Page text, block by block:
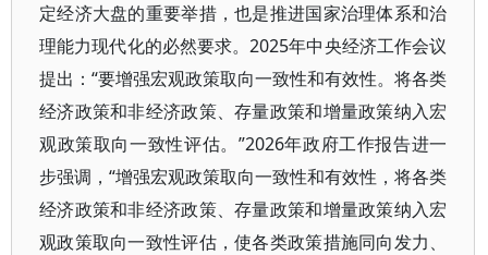
定经济大盘的重要举措，也是推进国家治理体系和治
理能力现代化的必然要求。2025年中央经济工作会议
提出：“要增强宏观政策取向一致性和有效性。将各类
经济政策和非经济政策、存量政策和增量政策纳入宏
观政策取向一致性评估。”2026年政府工作报告进一
步强调，“增强宏观政策取向一致性和有效性，将各类
经济政策和非经济政策、存量政策和增量政策纳入宏
观政策取向一致性评估，使各类政策措施同向发力、